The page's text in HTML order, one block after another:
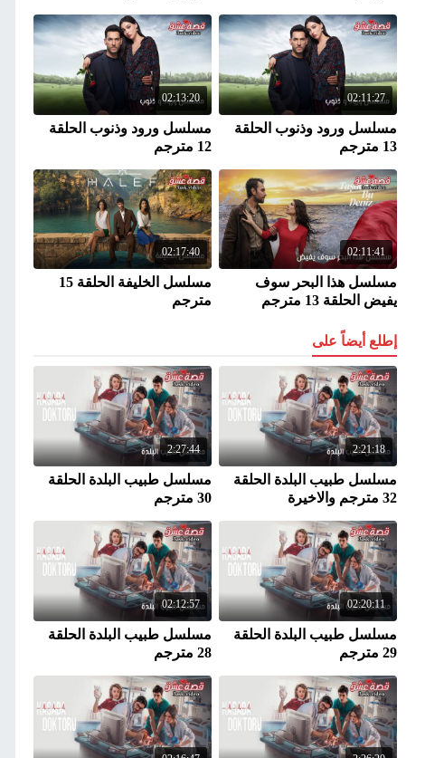
02:11:27
مسلسل ورود وذنوب الحلقة
13 مترجم
02:13:20
مسلسل ورود وذنوب الحلقة
12 مترجم
02:11:41
مسلسل هذا البحر سوف
يفيض الحلقة 13 مترجم
02:17:40
مسلسل الخليفة الحلقة 15
مترجم
إطلع أيضاً على
2:21:18
مسلسل طبيب البلدة الحلقة
32 مترجم والاخيرة
2:27:44
مسلسل طبيب البلدة الحلقة
30 مترجم
02:20:11
مسلسل طبيب البلدة الحلقة
29 مترجم
02:12:57
مسلسل طبيب البلدة الحلقة
28 مترجم